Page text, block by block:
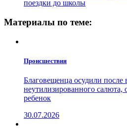
поездки до школы
Материалы по теме:
Проиcшествия
Благовещенца осудили после
неутилизированного салюта,
ребенок
30.07.2026